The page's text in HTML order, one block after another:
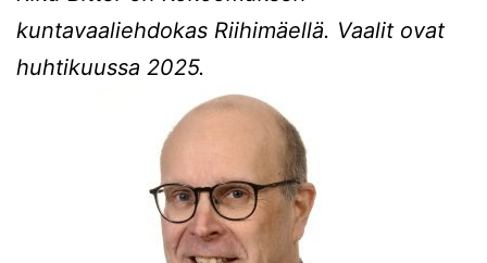
kuntavaaliehdokas Riihimäellä. Vaalit ovat
huhtikuussa 2025.